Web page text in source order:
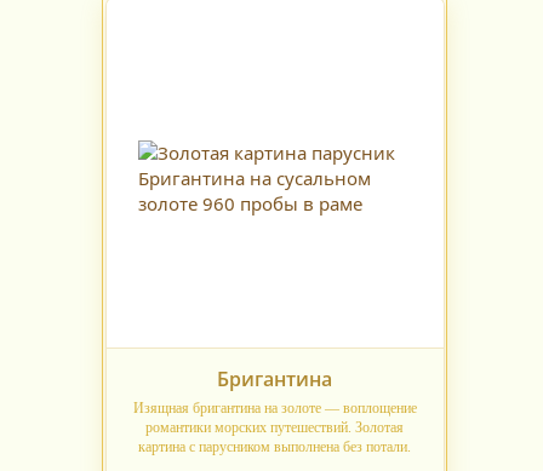
Бригантина
Изящная бригантина на золоте — воплощение
романтики морских путешествий. Золотая
картина с парусником выполнена без потали.